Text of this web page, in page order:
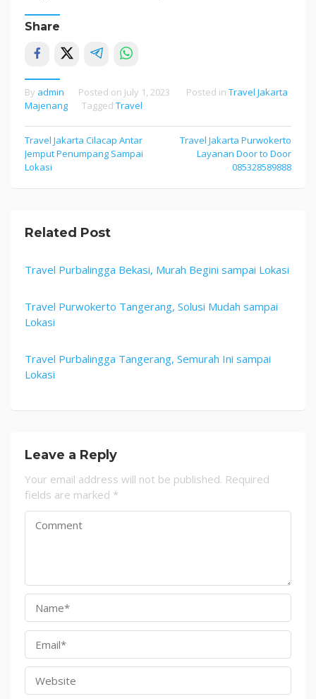
Share
By admin Posted on July 1, 2023 Posted in Travel Jakarta
Majenang
Tagged Travel
Post
navigation
Travel Jakarta Cilacap Antar
Jemput Penumpang Sampai
Lokasi
Travel Jakarta Purwokerto
Layanan Door to Door
085328589888
Related Post
Travel Purbalingga Bekasi, Murah Begini sampai Lokasi
Travel Purwokerto Tangerang, Solusi Mudah sampai
Lokasi
Travel Purbalingga Tangerang, Semurah Ini sampai
Lokasi
Leave a Reply
Your email address will not be published. Required
fields are marked *